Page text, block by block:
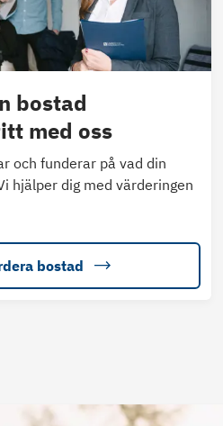
bostad
med oss
och funderar på vad din
hjälper dig med värderingen
bostad